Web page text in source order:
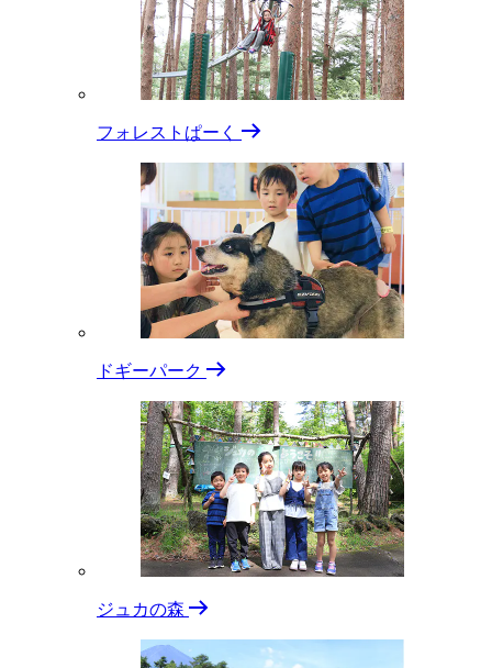
フォレストぱーく
ドギーパーク
ジュカの森